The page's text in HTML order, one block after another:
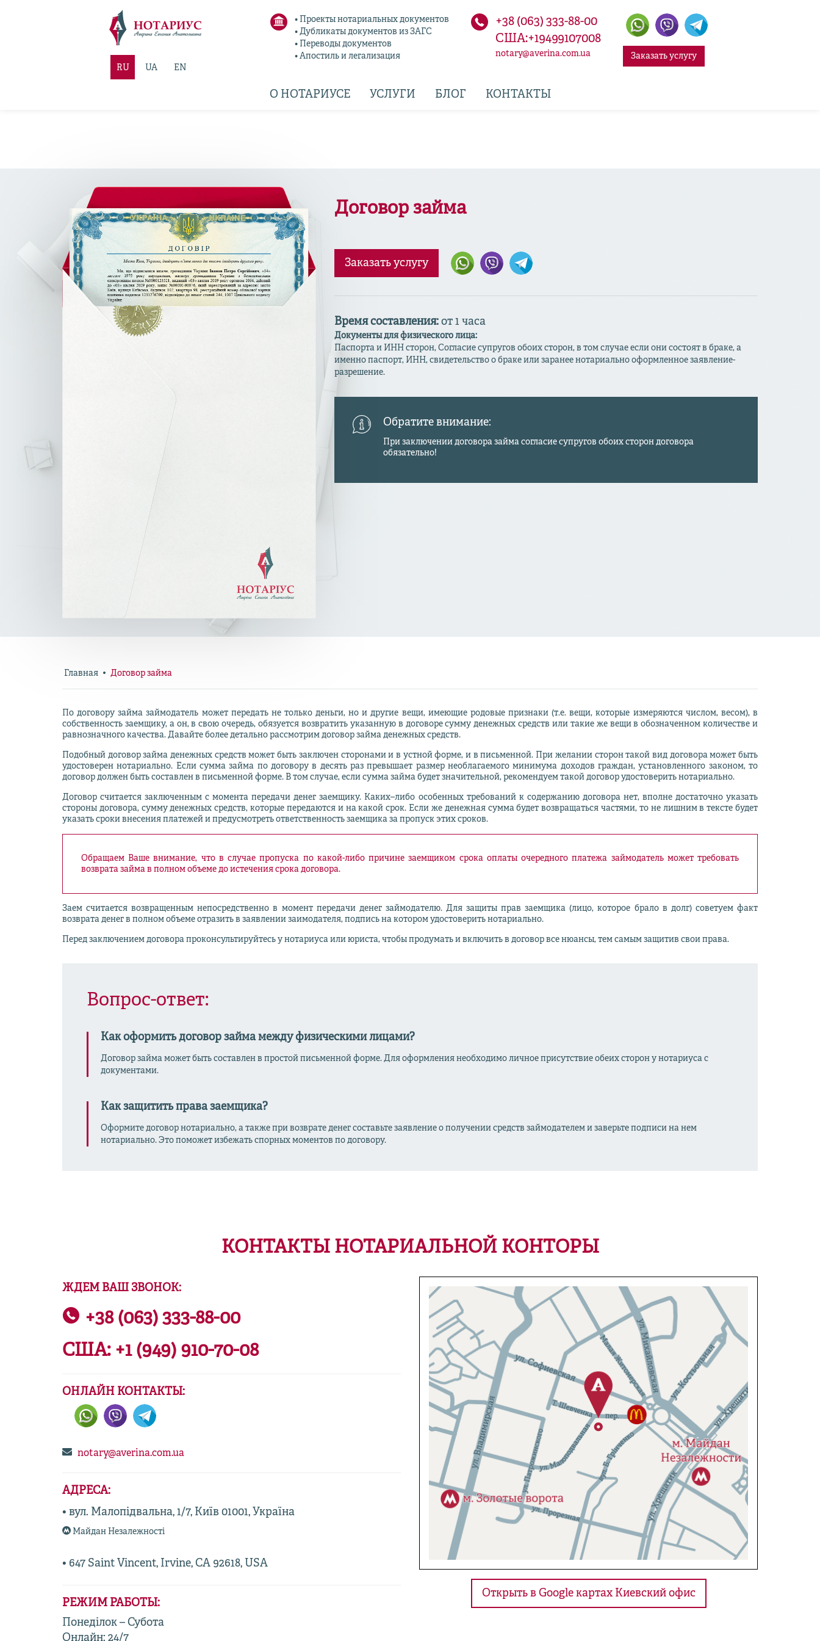
RU UA EN
• Проекты нотариальных документов
• Дубликаты документов из ЗАГС
• Переводы документов
• Апостиль и легализация
+38 (063) 333-88-00
США:+19499107008
notary@averina.com.ua Заказать услугу
О НОТАРИУСЕ УСЛУГИ БЛОГ КОНТАКТЫ
Договор займа
Заказать услугу
Время составления:от 1 часа
Документы для физического лица:
Паспорта и ИНН сторон, Согласие супругов обоих сторон, в том случае если они состоят в браке, а
именно паспорт, ИНН, свидетельство о браке или заранее нотариально оформленное заявление-
разрешение.
Обратите внимание:
При заключении договора займа согласие супругов обоих сторон договора
обязательно!
Главная Договор займа
По договору займа займодатель может передать не только деньги, но и другие вещи, имеющие родовые признаки (т.е. вещи, которые измеряются числом, весом), в
собственность заемщику, а он, в свою очередь, обязуется возвратить указанную в договоре сумму денежных средств или такие же вещи в обозначенном количестве и
равнозначного качества. Давайте более детально рассмотрим договор займа денежных средств.
Подобный договор займа денежных средств может быть заключен сторонами и в устной форме, и в письменной. При желании сторон такой вид договора может быть
удостоверен нотариально. Если сумма займа по договору в десять раз превышает размер необлагаемого минимума доходов граждан, установленного законом, то
договор должен быть составлен в письменной форме. В том случае, если сумма займа будет значительной, рекомендуем такой договор удостоверить нотариально.
Договор считается заключенным с момента передачи денег заемщику. Каких–либо особенных требований к содержанию договора нет, вполне достаточно указать
стороны договора, сумму денежных средств, которые передаются и на какой срок. Если же денежная сумма будет возвращаться частями, то не лишним в тексте будет
указать сроки внесения платежей и предусмотреть ответственность заемщика за пропуск этих сроков.
Обращаем Ваше внимание, что в случае пропуска по какой-либо причине заемщиком срока оплаты очередного платежа займодатель может требовать
возврата займа в полном объеме до истечения срока договора.
Заем считается возвращенным непосредственно в момент передачи денег займодателю. Для защиты прав заемщика (лицо, которое брало в долг) советуем факт
возврата денег в полном объеме отразить в заявлении заимодателя, подпись на котором удостоверить нотариально.
Перед заключением договора проконсультируйтесь у нотариуса или юриста, чтобы продумать и включить в договор все нюансы, тем самым защитив свои права.
Вопрос-ответ:
Как оформить договор займа между физическими лицами?
Договор займа может быть составлен в простой письменной форме. Для оформления необходимо личное присутствие обеих сторон у нотариуса с
документами.
Как защитить права заемщика?
Оформите договор нотариально, а также при возврате денег составьте заявление о получении средств займодателем и заверьте подписи на нем
нотариально. Это поможет избежать спорных моментов по договору.
КОНТАКТЫ НОТАРИАЛЬНОЙ КОНТОРЫ
ЖДЕМ ВАШ ЗВОНОК:
+38 (063) 333-88-00
США: +1 (949) 910-70-08
ОНЛАЙН КОНТАКТЫ:
notary@averina.com.ua
АДРЕСА:
• вул. Малопідвальна, 1/7, Київ 01001, Україна
Майдан Незалежності
• 647 Saint Vincent, Irvine, CA 92618, USA
РЕЖИМ РАБОТЫ:
Понеділок – Субота
Онлайн: 24/7
Открыть в Google картах Киевский офис